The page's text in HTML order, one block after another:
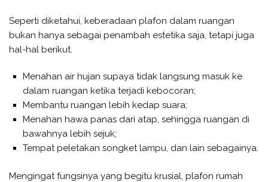
Seperti diketahui, keberadaan plafon dalam ruangan
bukan hanya sebagai penambah estetika saja, tetapi juga
hal-hal berikut.
Menahan air hujan supaya tidak langsung masuk ke
dalam ruangan ketika terjadi kebocoran;
Membantu ruangan lebih kedap suara;
Menahan hawa panas dari atap, sehingga ruangan di
bawahnya lebih sejuk;
Tempat peletakan songket lampu, dan lain sebagainya.
Mengingat fungsinya yang begitu krusial, plafon rumah